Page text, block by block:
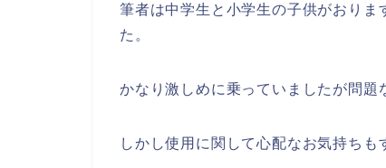
筆者は中学生と小学生の子供がおりま
た。
かなり激しめに乗っていましたが問題
しかし使用に関して心配なお気持ちも